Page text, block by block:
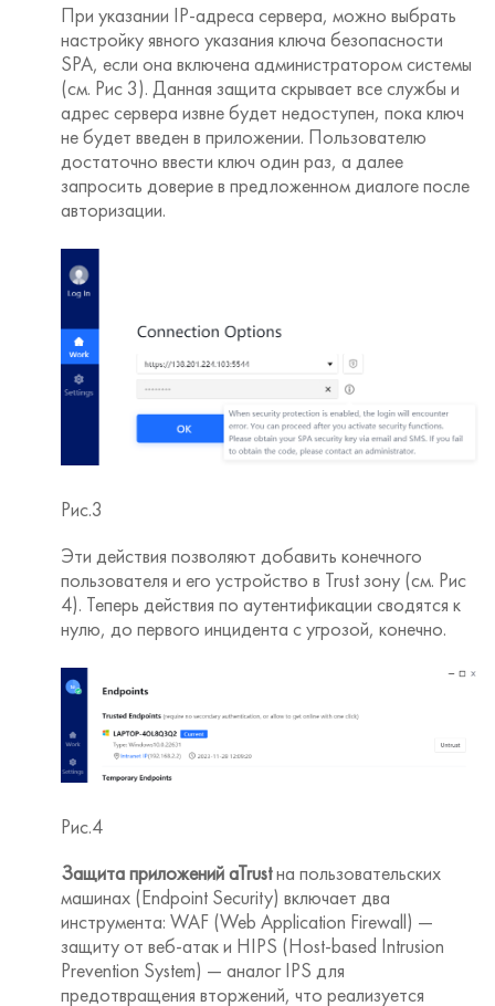
При указании IP-адреса сервера, можно выбрать
настройку явного указания ключа безопасности
SPA, если она включена администратором системы
(см. Рис 3). Данная защита скрывает все службы и
адрес сервера извне будет недоступен, пока ключ
не будет введен в приложении. Пользователю
достаточно ввести ключ один раз, а далее
запросить доверие в предложенном диалоге после
авторизации.
Рис.3
Эти действия позволяют добавить конечного
пользователя и его устройство в Trust зону (см. Рис
4). Теперь действия по аутентификации сводятся к
нулю, до первого инцидента с угрозой, конечно.
Рис.4
Защита приложений aTrustна пользовательских
машинах (Endpoint Security) включает два
инструмента: WAF (Web Application Firewall) —
защиту от веб-атак и HIPS (Host-based Intrusion
Prevention System) — аналог IPS для
предотвращения вторжений, что реализуется